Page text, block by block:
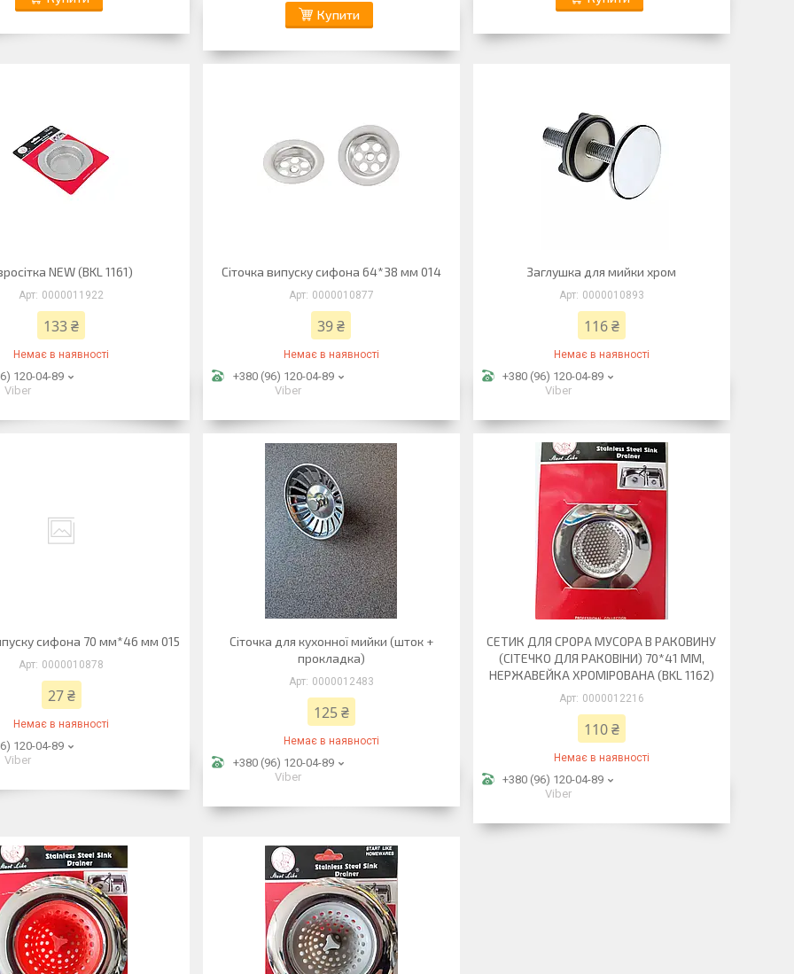
Купити
NEW (BKL 1161)
0000011922
133 ₴
Немає в наявності
120-04-89
Viber
Сіточка випуску сифона 64*38 мм 014
0000010877
39 ₴
Немає в наявності
+380 (96) 120-04-89
Viber
Заглушка для мийки хром
0000010893
116 ₴
Немає в наявності
+380 (96) 120-04-89
Viber
сифона 70 мм*46 мм 015
0000010878
27 ₴
Немає в наявності
120-04-89
Viber
Сіточка для кухонної мийки (шток +
прокладка)
0000012483
125 ₴
Немає в наявності
+380 (96) 120-04-89
Viber
СЕТИК ДЛЯ СРОРА МУСОРА В РАКОВИНУ
(СІТЕЧКО ДЛЯ РАКОВІНИ) 70*41 ММ,
НЕРЖАВЕЙКА ХРОМІРОВАНА (BKL 1162)
0000012216
110 ₴
Немає в наявності
+380 (96) 120-04-89
Viber